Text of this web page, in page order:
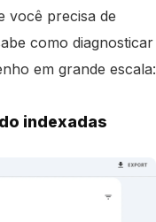
você precisa de
como diagnosticar
em grande escala:
indexadas